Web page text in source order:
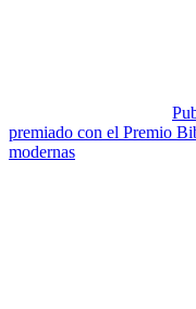
premiado con el Premio
modernas